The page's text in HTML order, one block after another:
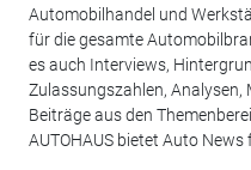
Automobilhandel und
für die gesamte
es auch Interviews,
Zulassungszahlen,
Beiträge aus den
AUTOHAUS bietet Auto